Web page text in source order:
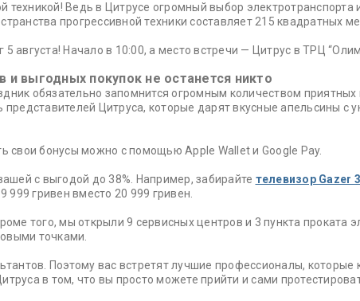
Ведь в Цитрусе огромный выбор электротранспорта
прогрессивной техники составляет 215 квадратных
августа! Начало в 10:00, а место встречи — Цитрус в ТРЦ
выгодных покупок не останется никто
обязательно запомнится огромным количеством
представителей Цитруса, которые дарят вкусные апельсины
свои бонусы можно с помощью Apple Wallet и Google Pay.
с выгодой до 38%. Например, забирайте телевизор Gazer
999 гривен вместо 20 999 гривен.
того, мы открыли 9 сервисных центров и 3 пункта проката
точками.
Поэтому вас встретят лучшие профессионалы, которые
в том, что вы просто можете прийти и сами